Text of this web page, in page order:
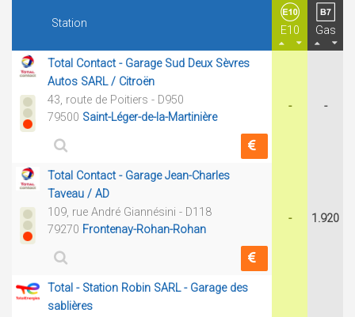
Station
E10 Gas
Total Contact - Garage Sud Deux Sèvres
Autos SARL / Citroën
43, route de Poitiers - D950
79500 Saint-Léger-de-la-Martinière
- -
Total Contact - Garage Jean-Charles
Taveau / AD
109, rue André Giannésini - D118
79270 Frontenay-Rohan-Rohan
- 1.920
Total - Station Robin SARL - Garage des
sablières